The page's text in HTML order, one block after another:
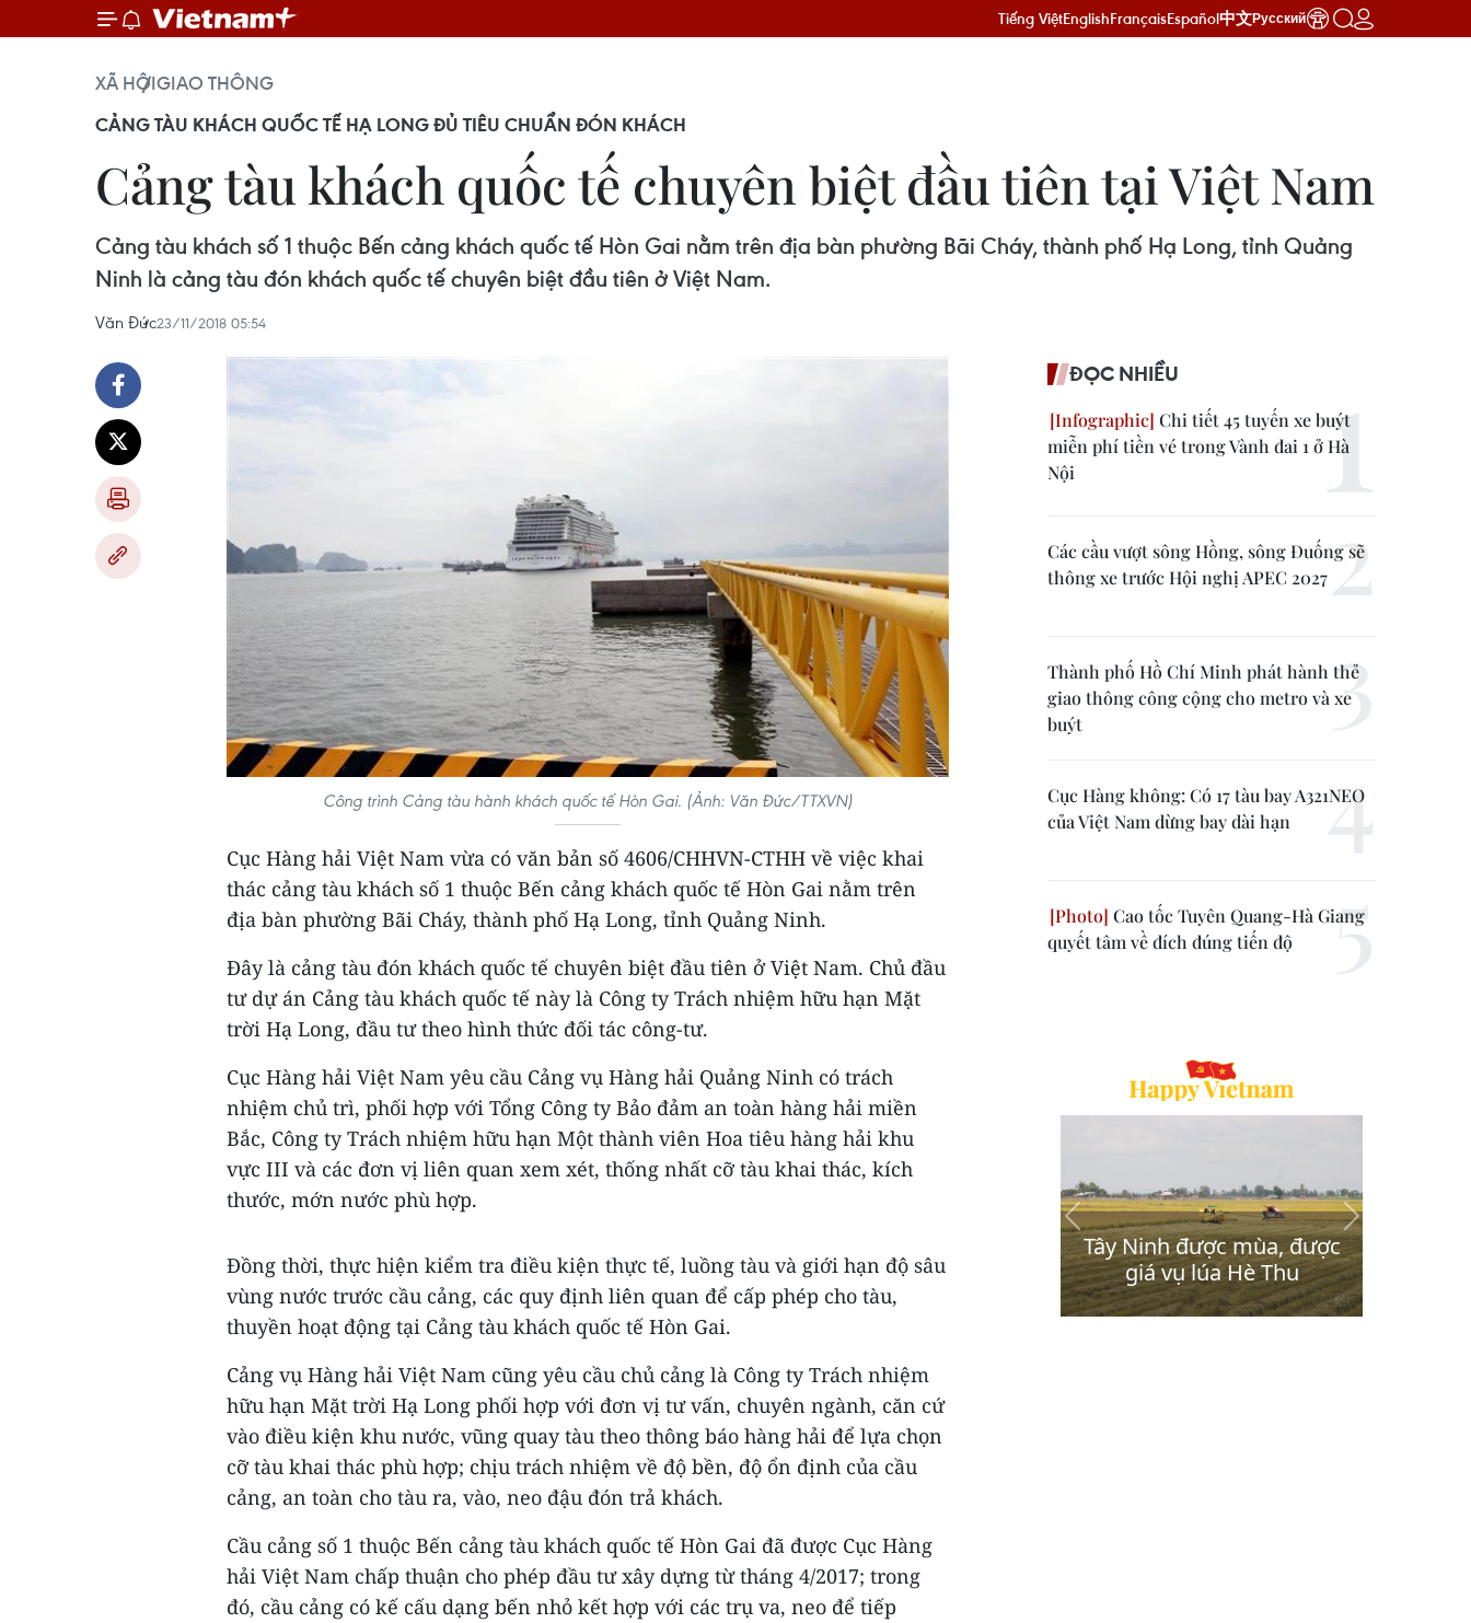
Tiếng ViệtEnglishFrançaisEspañol中文Русский
XÃ HỘIGIAO THÔNG
CẢNG TÀU KHÁCH QUỐC TẾ HẠ LONG ĐỦ TIÊU CHUẨN ĐÓN KHÁCH
Cảng tàu khách quốc tế chuyên biệt đầu tiên tại Việt Nam
Cảng tàu khách số 1 thuộc Bến cảng khách quốc tế Hòn Gai nằm trên địa bàn phường Bãi Cháy, thành phố Hạ Long, tỉnh Quảng
Ninh là cảng tàu đón khách quốc tế chuyên biệt đầu tiên ở Việt Nam.
Văn Đức23/11/2018 05:54
Công trình Cảng tàu hành khách quốc tế Hòn Gai. (Ảnh: Văn Đức/TTXVN)
Cục Hàng hải Việt Nam vừa có văn bản số 4606/CHHVN-CTHH về việc khai
thác cảng tàu khách số 1 thuộc Bến cảng khách quốc tế Hòn Gai nằm trên
địa bàn phường Bãi Cháy, thành phố Hạ Long, tỉnh Quảng Ninh.
Đây là cảng tàu đón khách quốc tế chuyên biệt đầu tiên ở Việt Nam. Chủ đầu
tư dự án Cảng tàu khách quốc tế này là Công ty Trách nhiệm hữu hạn Mặt
trời Hạ Long, đầu tư theo hình thức đối tác công-tư.
Cục Hàng hải Việt Nam yêu cầu Cảng vụ Hàng hải Quảng Ninh có trách
nhiệm chủ trì, phối hợp với Tổng Công ty Bảo đảm an toàn hàng hải miền
Bắc, Công ty Trách nhiệm hữu hạn Một thành viên Hoa tiêu hàng hải khu
vực III và các đơn vị liên quan xem xét, thống nhất cỡ tàu khai thác, kích
thước, mớn nước phù hợp.
Đồng thời, thực hiện kiểm tra điều kiện thực tế, luồng tàu và giới hạn độ sâu
vùng nước trước cầu cảng, các quy định liên quan để cấp phép cho tàu,
thuyền hoạt động tại Cảng tàu khách quốc tế Hòn Gai.
Cảng vụ Hàng hải Việt Nam cũng yêu cầu chủ cảng là Công ty Trách nhiệm
hữu hạn Mặt trời Hạ Long phối hợp với đơn vị tư vấn, chuyên ngành, căn cứ
vào điều kiện khu nước, vũng quay tàu theo thông báo hàng hải để lựa chọn
cỡ tàu khai thác phù hợp; chịu trách nhiệm về độ bền, độ ổn định của cầu
cảng, an toàn cho tàu ra, vào, neo đậu đón trả khách.
Cầu cảng số 1 thuộc Bến cảng tàu khách quốc tế Hòn Gai đã được Cục Hàng
hải Việt Nam chấp thuận cho phép đầu tư xây dựng từ tháng 4/2017; trong
đó, cầu cảng có kế cấu dạng bến nhỏ kết hợp với các trụ va, neo để tiếp
ĐỌC NHIỀU
Chi tiết 45 tuyến xe buýt
miễn phí tiền vé trong Vành đai 1 ở Hà
Nội
Các cầu vượt sông Hồng, sông Đuống sẽ
thông xe trước Hội nghị APEC 2027
Thành phố Hồ Chí Minh phát hành thẻ
giao thông công cộng cho metro và xe
buýt
Cục Hàng không: Có 17 tàu bay A321NEO
của Việt Nam dừng bay dài hạn
Cao tốc Tuyên Quang-Hà Giang
quyết tâm về đích đúng tiến độ